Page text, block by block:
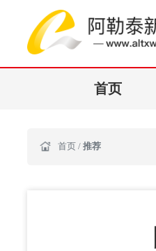
首页
首页 / 推荐